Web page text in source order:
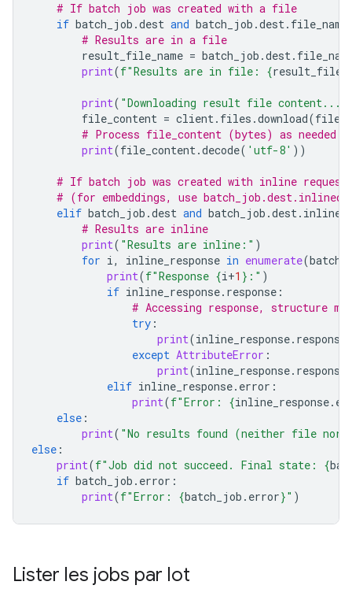
# If batch job was created with a file
if batch_job .dest and batch_job .dest. file_name
# Results are in a file
result_file_name = batch_job .dest.
print(f"Results are in file: {
print( "Downloading result file content..."
file_content = client. files .download(file
# Process file_content (bytes) as needed
print(file_content.decode( 'utf-8' ))
# If batch job was created with inline request
# (for embeddings, use
elif batch_job .dest and batch_job .dest.
# Results are inline
print( "Results are inline:" )
for i, inline_response in enumerate(
print(f"Response {i+1 } :" )
if inline_response. response :
# Accessing response, structure
try :
print(inline_response. response
except AttributeError :
print(inline_response. response
elif inline_response. error :
print(f"Error: {inline_response.
else :
print( "No results found (neither file
else :
print(f"Job did not succeed. Final state: {
if batch_job . error :
print(f"Error: {batch_job . error}" )
Lister les jobs par lot